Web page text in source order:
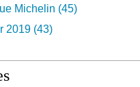
Michelin (45)
2019 (43)